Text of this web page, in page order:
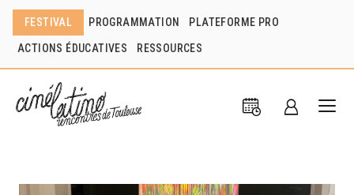
FESTIVAL PROGRAMMATION PLATEFORME PRO
ACTIONS ÉDUCATIVES RESSOURCES